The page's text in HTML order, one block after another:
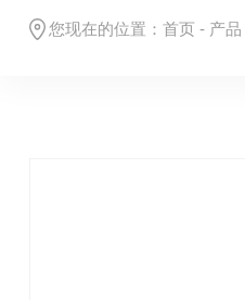
您现在的位置：首页 - 产品